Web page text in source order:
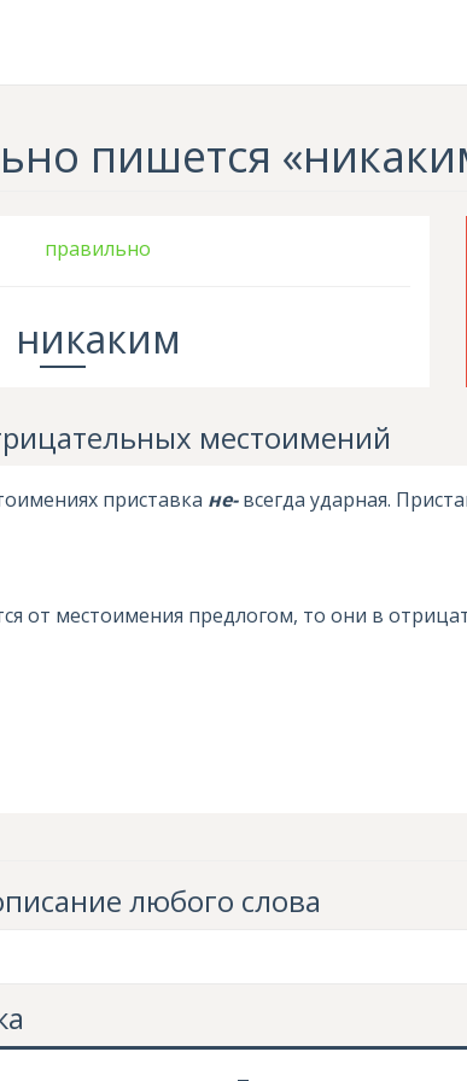
пишется
правильно
никаким
местоимений
приставка не-всегда ударная.
от местоимения предлогом, то они в
любого слова